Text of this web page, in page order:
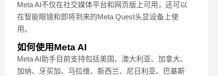
Meta AI不仅在社交媒体平台和网页版上可用，还可以
在智能眼镜和即将到来的Meta Quest头显设备上使
用。
如何使用Meta AI
Meta AI助手目前支持包括美国、澳大利亚、加拿大、
加纳、牙买加、马拉维、新西兰、尼日利亚、巴基斯